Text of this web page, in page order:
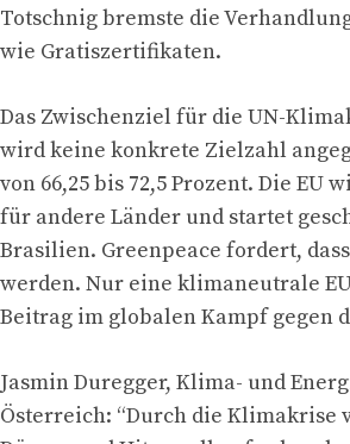
Totschnig bremste die
wie Gratiszertifikaten.
Das Zwischenziel für die UN-
wird keine konkrete Zielzahl
von 66,25 bis 72,5 Prozent. Die
für andere Länder und startet
Brasilien. Greenpeace fordert,
werden. Nur eine klimaneutrale
Beitrag im globalen Kampf gegen
Jasmin Duregger, Klima- und
Österreich: “Durch die Klimakrise